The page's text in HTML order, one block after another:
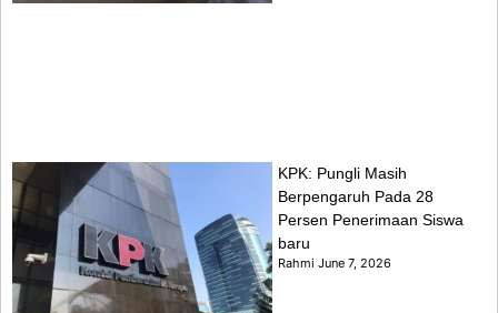
KPK: Pungli Masih
Berpengaruh Pada 28
Persen Penerimaan Siswa
baru
RahmiJune 7, 2026